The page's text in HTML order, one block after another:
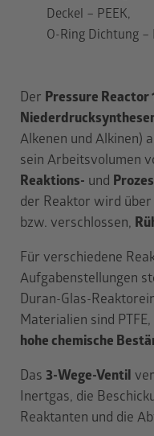
Deckel – PEEK,
O-Ring Dichtung –
Der Pressure Reactor
Alkenen und Alkinen)
sein Arbeitsvolumen
Reaktions- und
der Reaktor wird über
bzw. verschlossen,
Für verschiedene
Aufgabenstellungen
Duran-Glas-
Materialien sind
hohe chemische
Das 3-Wege-Ventil
Inertgas, die
Reaktanten und die